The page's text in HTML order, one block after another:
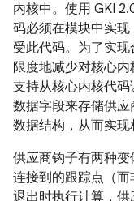
内核中。使用 GKI
码必须在模块中实
受此代码。为了实
限度地减少对核心
支持从核心内核代
数据字段来存储供
数据结构，从而实现
供应商钩子有两种
连接到的跟踪点（
退出时执行计算，